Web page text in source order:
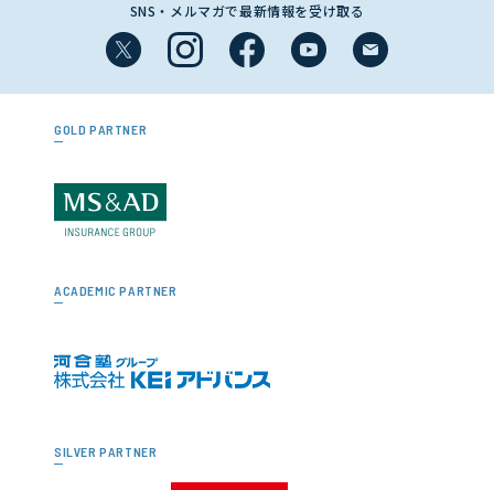
SNS・メルマガで最新情報を受け取る
GOLD PARTNER
ACADEMIC PARTNER
SILVER PARTNER